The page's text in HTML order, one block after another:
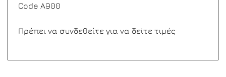
Code Α900
Πρέπει να συνδεθείτε για να δείτε τιμές